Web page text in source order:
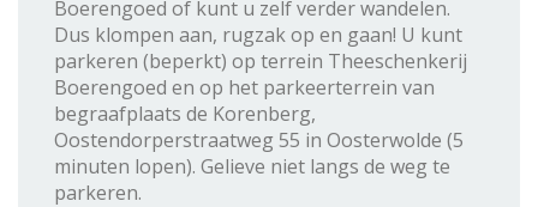
Boerengoed of kunt u zelf verder wandelen.
Dus klompen aan, rugzak op en gaan! U kunt
parkeren (beperkt) op terrein Theeschenkerij
Boerengoed en op het parkeerterrein van
begraafplaats de Korenberg,
Oostendorperstraatweg 55 in Oosterwolde (5
minuten lopen). Gelieve niet langs de weg te
parkeren.